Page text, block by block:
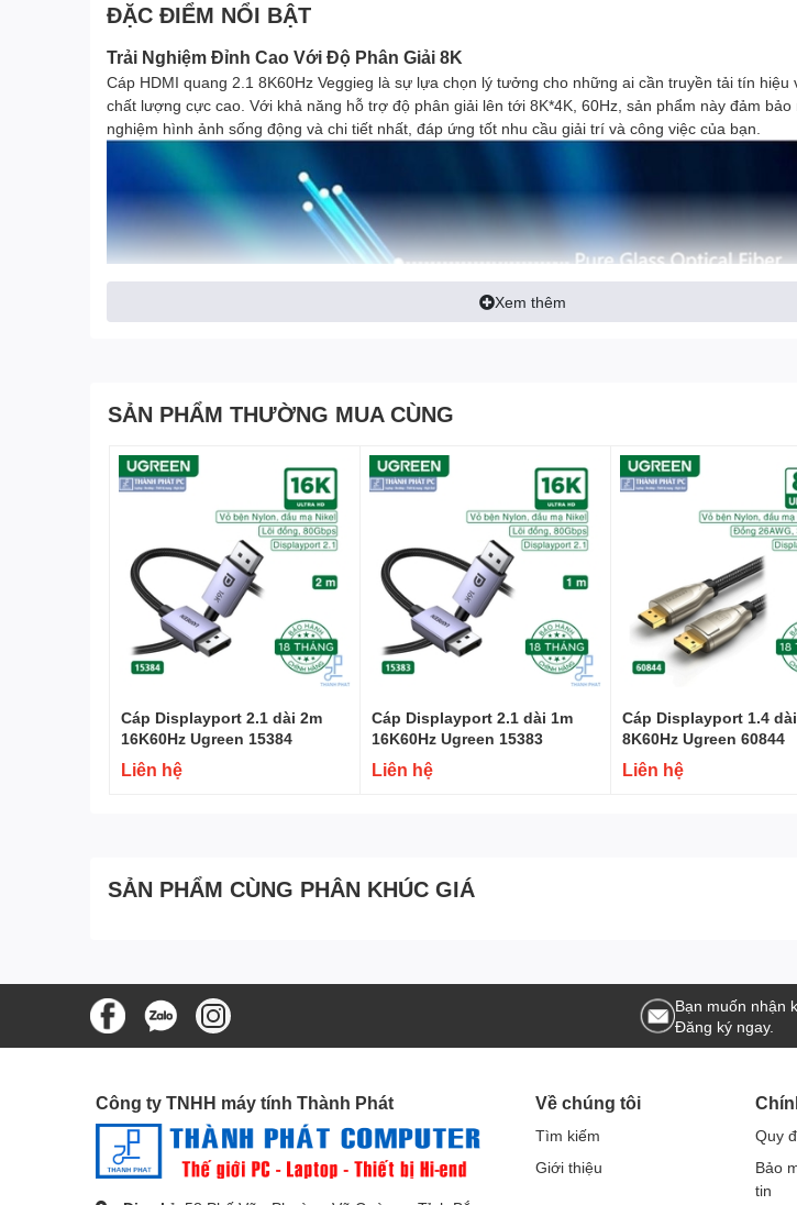
ĐẶC ĐIỂM NỔI BẬT
Trải Nghiệm Đỉnh Cao Với Độ Phân Giải 8K
Cáp HDMI quang 2.1 8K60Hz Veggieg là sự lựa chọn lý tưởng cho những ai cần truyền tải tín hiệu
chất lượng cực cao. Với khả năng hỗ trợ độ phân giải lên tới 8K*4K, 60Hz, sản phẩm này đảm bảo
nghiệm hình ảnh sống động và chi tiết nhất, đáp ứng tốt nhu cầu giải trí và công việc của bạn.
Đặc điểm:
✔️Hỗ trợ độ phân giải 8K Siêu Nét:Cáp HDMI quang 2.1 Veggieg hỗ trợ độ phân giải cao nhất
và trình chiếu nội dung đa phương tiện.
✔️Thiết kế Cao Cấp và Bền Bỉ:
Với đường kính ngoài (OD) 4,5mm, cáp có thiết kế linh hoạt, dễ
không gây cồng kềnh. Vật liệu hợp kim kẽm cùng vỏ bọc PVC cao cấp giúp cáp bền bỉ và chống
Xem thêm
SẢN PHẨM THƯỜNG MUA CÙNG
Cáp Displayport 2.1 dài 2m
16K60Hz Ugreen 15384
Liên hệ
Cáp Displayport 2.1 dài 1m
16K60Hz Ugreen 15383
Liên hệ
Cáp Displayport 1.4
8K60Hz Ugreen 60844
Liên hệ
SẢN PHẨM CÙNG PHÂN KHÚC GIÁ
Bạn muốn nhận
Đăng ký ngay.
Công ty TNHH máy tính Thành Phát Về chúng tôi
Tìm kiếm
Giới thiệu
Quy
Bảo
tin